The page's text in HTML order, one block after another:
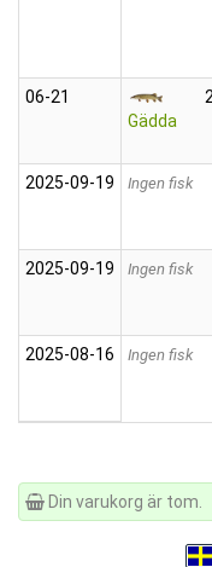
06‑21
Gädda
2025‑09‑19 Ingen fisk
2025‑09‑19 Ingen fisk
2025‑08‑16 Ingen fisk
Din varukorg är tom.